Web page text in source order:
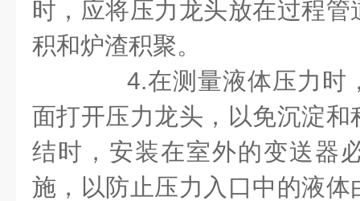
时，应将压力龙头放在过程
积和炉渣积聚。
4.在测量液体压力时
面打开压力龙头，以免沉淀
结时，安装在室外的变送器
施，以防止压力入口中的液